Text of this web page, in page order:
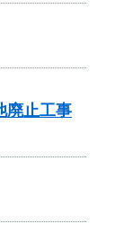
廃止工事